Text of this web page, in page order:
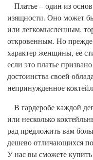
Платье – один из
изящности. Оно может
или легкомысленным,
откровенным. Но
характер женщины, ее
если это платье
достоинства своей
непринужденное
В гардеробе каждой
или несколько
рад предложить вам
дешево отличающихся
У нас вы сможете